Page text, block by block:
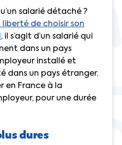
salarié détaché ?
liberté de choisir son
, il s’agit d’un salarié qui
dans un pays
installé et
dans un pays étranger,
en France à la
pour une durée
dures